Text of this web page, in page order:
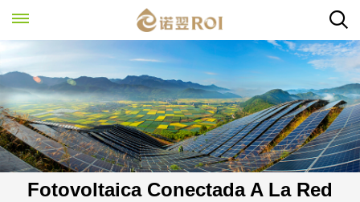
Fotovoltaica Conectada A La Red